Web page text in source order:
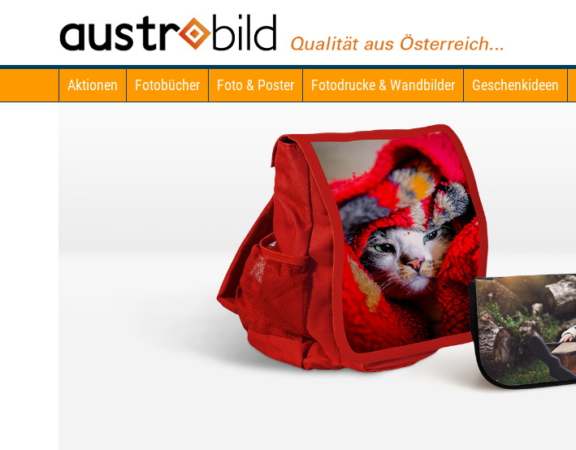
Aktionen Fotobücher Foto & Poster Fotodrucke & Wandbilder Geschenkideen